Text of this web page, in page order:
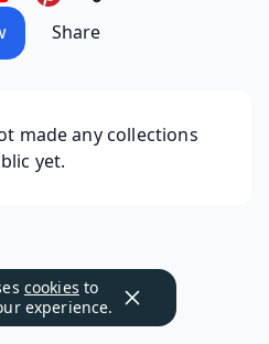
Share
made any collections
yet.
cookies to
experience.